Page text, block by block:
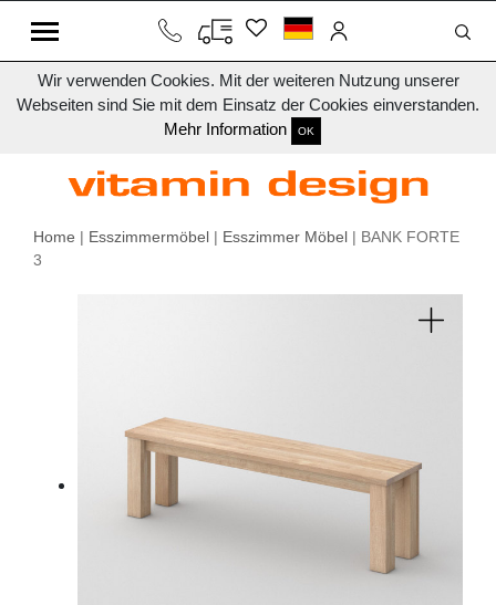
Wir verwenden Cookies. Mit der weiteren Nutzung unserer
Webseiten sind Sie mit dem Einsatz der Cookies einverstanden.
Mehr Information
OK
Home | Esszimmermöbel | Esszimmer Möbel | BANK FORTE
3